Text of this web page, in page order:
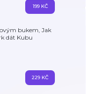
bukem, Jak
dát Kubu
199 KČ
229 KČ